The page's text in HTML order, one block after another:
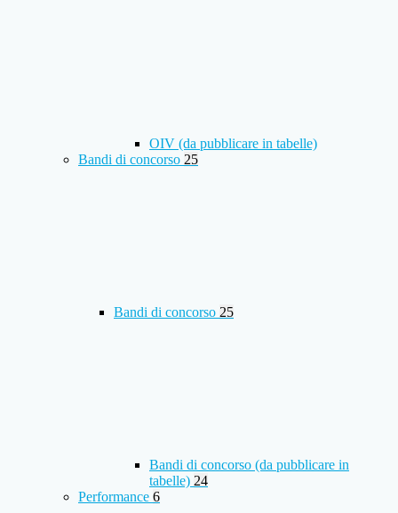
OIV (da pubblicare in tabelle)
Bandi di concorso 25
Bandi di concorso 25
Bandi di concorso (da pubblicare in
tabelle) 24
Performance 6